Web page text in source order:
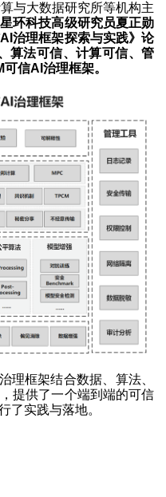
与大数据研究所等机构主
星环科技高级研究员夏正勋
治理框架探索与实践》论
算法可信、计算可信、管
信AI治理框架。
理框架结合数据、算法、
提供了一个端到端的可信
了实践与落地。